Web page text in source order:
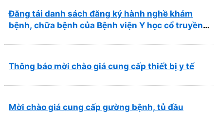
Đăng tải danh sách đăng ký hành nghề khám
bệnh, chữa bệnh của Bệnh viện Y học cổ truyền
Thông báo mời chào giá cung cấp thiết bị y tế
Mời chào giá cung cấp gường bệnh, tủ đầu